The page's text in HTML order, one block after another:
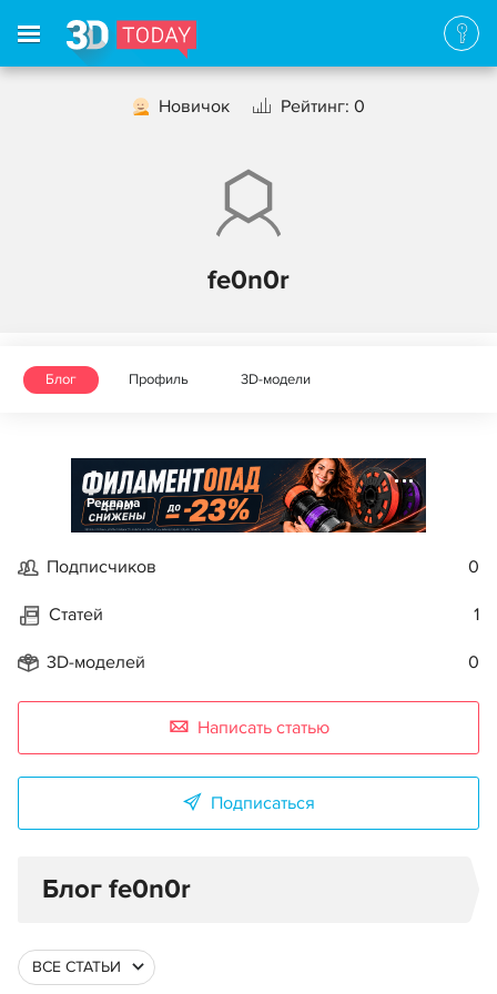
Новичок Рейтинг: 0
fe0n0r
Блог Профиль 3D-модели
Реклама
Подписчиков 0
Статей 1
3D-моделей 0
Написать статью
Подписаться
Блог fe0n0r
ВСЕ СТАТЬИ